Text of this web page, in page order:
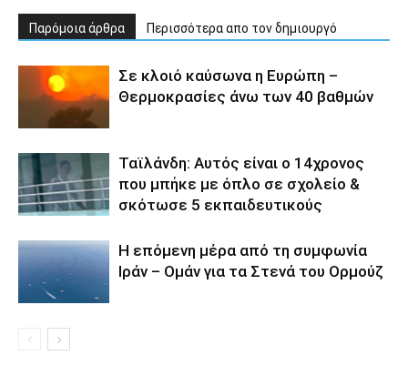
Παρόμοια άρθρα Περισσότερα απο τον δημιουργό
Σε κλοιό καύσωνα η Ευρώπη –
Θερμοκρασίες άνω των 40 βαθμών
Ταϊλάνδη: Αυτός είναι ο 14χρονος
που μπήκε με όπλο σε σχολείο &
σκότωσε 5 εκπαιδευτικούς
Η επόμενη μέρα από τη συμφωνία
Ιράν – Ομάν για τα Στενά του Ορμούζ